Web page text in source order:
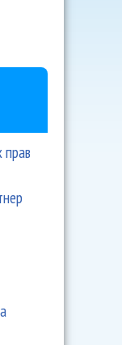
прав